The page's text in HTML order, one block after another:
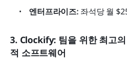
엔터프라이즈: 좌석당 월
3. Clockify: 팀을 위한 최고
적 소프트웨어